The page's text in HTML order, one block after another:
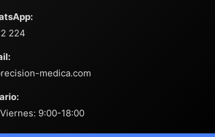
224
medica.com
9:00-18:00